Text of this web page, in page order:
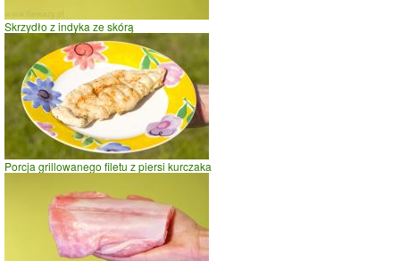
Skrzydło z indyka ze skórą
Porcja grillowanego filetu z piersi kurczaka